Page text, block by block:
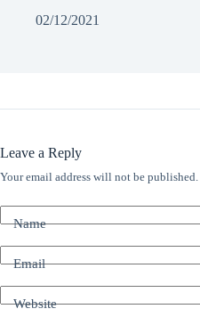
02/12/2021
Leave a Reply
Your email address will not be published.
Name
Email
Website